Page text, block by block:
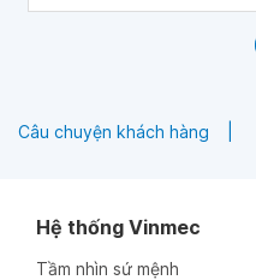
Câu chuyện khách hàng
Hệ thống Vinmec
Tầm nhìn sứ mệnh